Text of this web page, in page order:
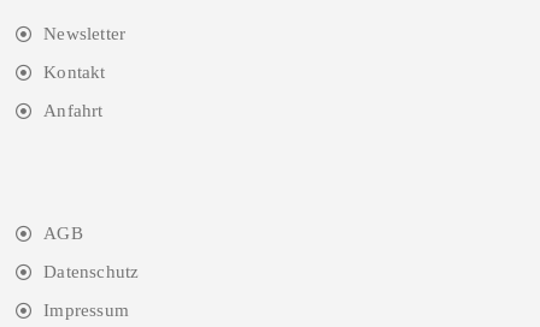
Newsletter
Kontakt
Anfahrt
AGB
Datenschutz
Impressum